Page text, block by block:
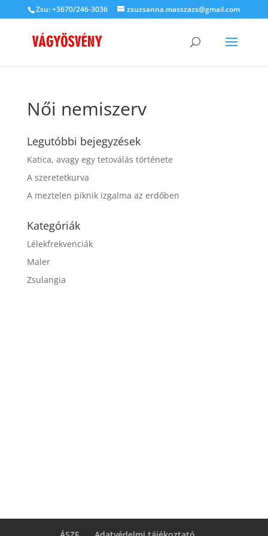
Zsu: +3670/246-3036 zsuzsanna.masszazs@gmail.com
Női nemiszerv
Legutóbbi bejegyzések
Katica, avagy egy tetoválás története
A szeretetkurva
A meztelen piknik izgalma az erdőben
Kategóriák
Lélekfrekvenciák
Maler
Zsulangia